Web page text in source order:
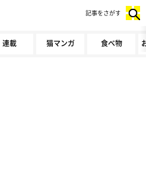
連載 猫マンガ 食べ物
記事をさがす